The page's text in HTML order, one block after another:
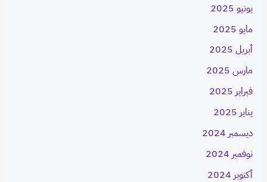
يونيو 2025
مايو 2025
أبريل 2025
مارس 2025
فبراير 2025
يناير 2025
ديسمبر 2024
نوفمبر 2024
أكتوبر 2024